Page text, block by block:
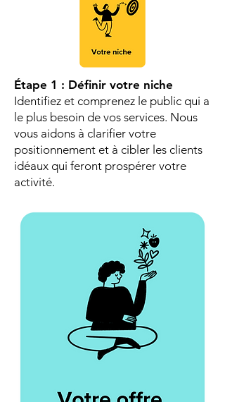
Étape 1 : Définir votre niche
Identifiez et comprenez le public qui a
le plus besoin de vos services. Nous
vous aidons à clarifier votre
positionnement et à cibler les clients
idéaux qui feront prospérer votre
activité.